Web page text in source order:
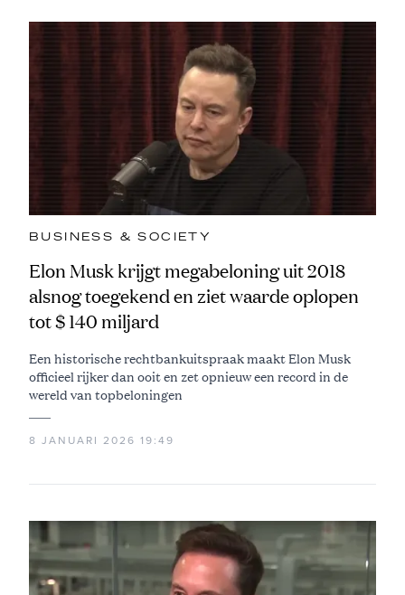
BUSINESS & SOCIETY
Elon Musk krijgt megabeloning uit 2018
alsnog toegekend en ziet waarde oplopen
tot $ 140 miljard
Een historische rechtbankuitspraak maakt Elon Musk
officieel rijker dan ooit en zet opnieuw een record in de
wereld van topbeloningen
8 JANUARI 2026 19:49